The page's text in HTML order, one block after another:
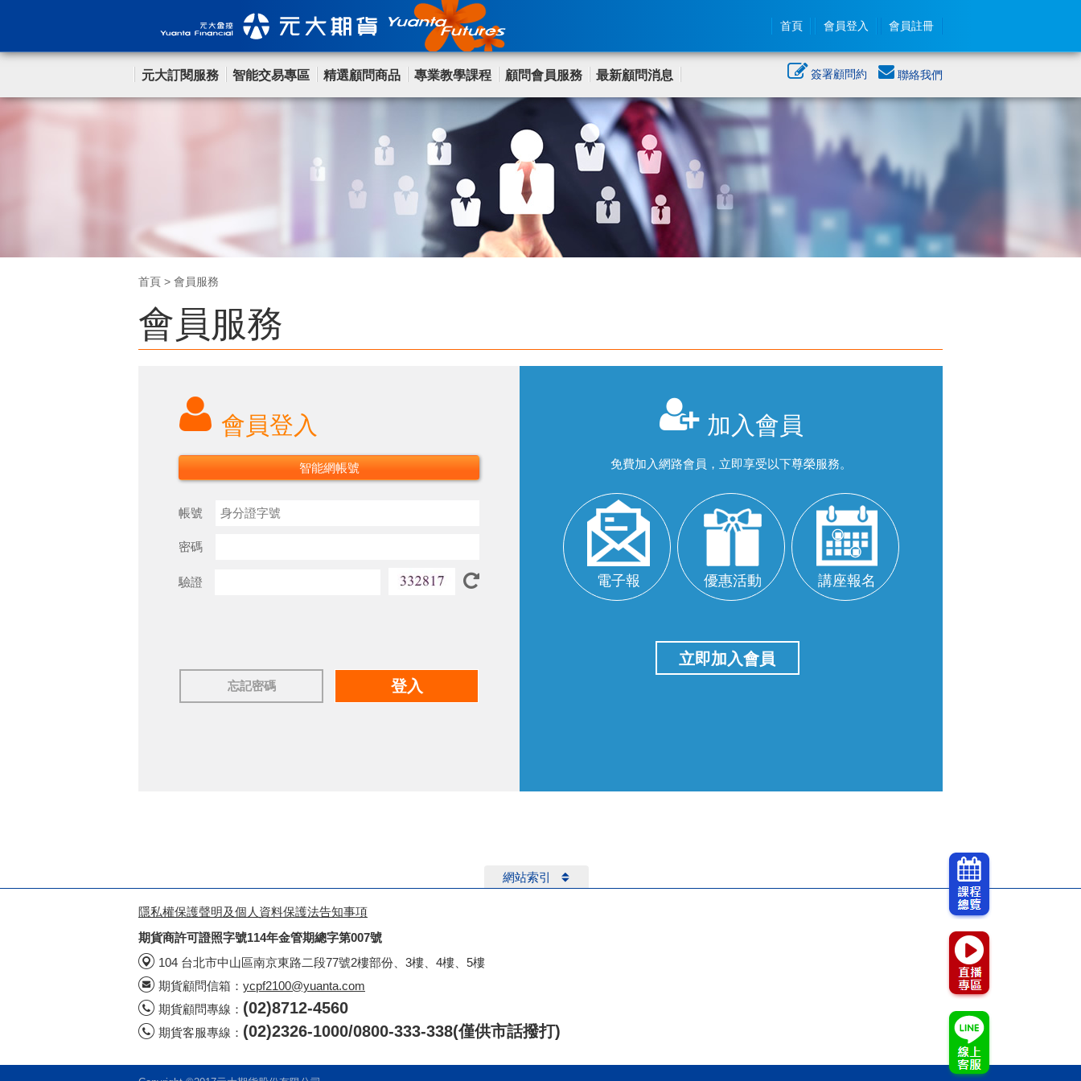
首頁 會員登入 會員註冊
元大訂閱服務 智能交易專區 精選顧問商品 專業教學課程 顧問會員服務 最新顧問消息 簽署顧問約 聯絡我們
首頁 > 會員服務
會員服務
會員登入
智能網帳號
帳號
密碼
驗證
忘記密碼
加入會員
免費加入網路會員，立即享受以下尊榮服務。
電子報 優惠活動 講座報名
立即加入會員
網站索引
隱私權保護聲明及個人資料保護法告知事項
期貨商許可證照字號114年金管期總字第007號
104 台北市中山區南京東路二段77號2樓部份、3樓、4樓、5樓
期貨顧問信箱： ycpf2100@yuanta.com
期貨顧問專線： (02)8712-4560
期貨客服專線： (02)2326-1000/0800-333-338(僅供市話撥打)